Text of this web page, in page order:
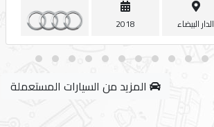
الدار البيضاء 2018
المزيد من السيارات المستعملة